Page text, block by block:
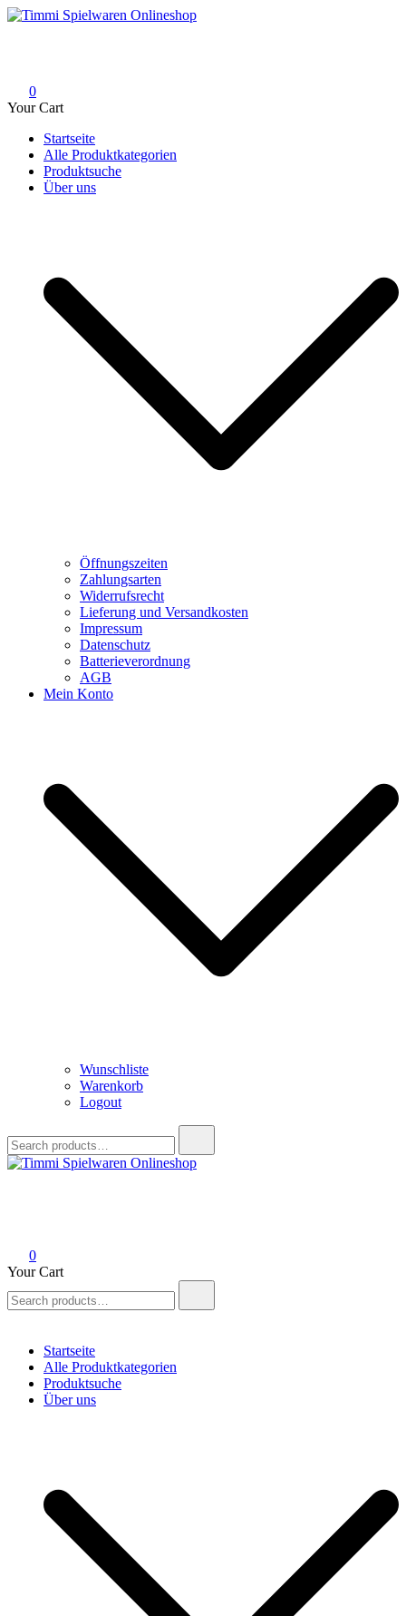
Skip
0
Your Cart
Startseite
Alle Produktkategorien
Produktsuche
Über uns
Öffnungszeiten
Zahlungsarten
Widerrufsrecht
Lieferung und Versandkosten
Impressum
Datenschutz
Batterieverordnung
AGB
Mein Konto
Wunschliste
Warenkorb
Logout
for:
0
Your Cart
for:
Startseite
Alle Produktkategorien
Produktsuche
Über uns